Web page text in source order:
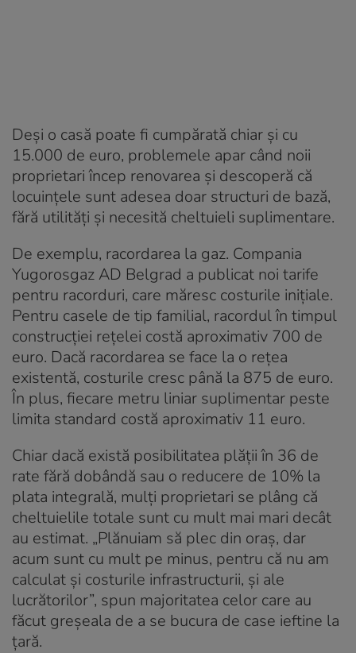
Deși o casă poate fi cumpărată chiar și cu
15.000 de euro, problemele apar când noii
proprietari încep renovarea și descoperă că
locuințele sunt adesea doar structuri de bază,
fără utilități și necesită cheltuieli suplimentare.
De exemplu, racordarea la gaz. Compania
Yugorosgaz AD Belgrad a publicat noi tarife
pentru racorduri, care măresc costurile inițiale.
Pentru casele de tip familial, racordul în timpul
construcției rețelei costă aproximativ 700 de
euro. Dacă racordarea se face la o rețea
existentă, costurile cresc până la 875 de euro.
În plus, fiecare metru liniar suplimentar peste
limita standard costă aproximativ 11 euro.
Chiar dacă există posibilitatea plății în 36 de
rate fără dobândă sau o reducere de 10% la
plata integrală, mulți proprietari se plâng că
cheltuielile totale sunt cu mult mai mari decât
au estimat. „Plănuiam să plec din oraș, dar
acum sunt cu mult pe minus, pentru că nu am
calculat și costurile infrastructurii, și ale
lucrătorilor”, spun majoritatea celor care au
făcut greșeala de a se bucura de case ieftine la
țară.